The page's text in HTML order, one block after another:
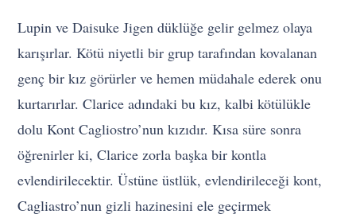
Lupin ve Daisuke Jigen düklüğe gelir gelmez olaya
karışırlar. Kötü niyetli bir grup tarafından kovalanan
genç bir kız görürler ve hemen müdahale ederek onu
kurtarırlar. Clarice adındaki bu kız, kalbi kötülükle
dolu Kont Cagliostro’nun kızıdır. Kısa süre sonra
öğrenirler ki, Clarice zorla başka bir kontla
evlendirilecektir. Üstüne üstlük, evlendirileceği kont,
Cagliastro’nun gizli hazinesini ele geçirmek